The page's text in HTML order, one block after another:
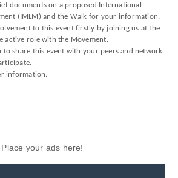
documents on a proposed International
(IMLM) and the Walk for your information.
to this event firstly by joining us at the
active role with the Movement.
to share this event with your peers and network
information.
Place your ads here!